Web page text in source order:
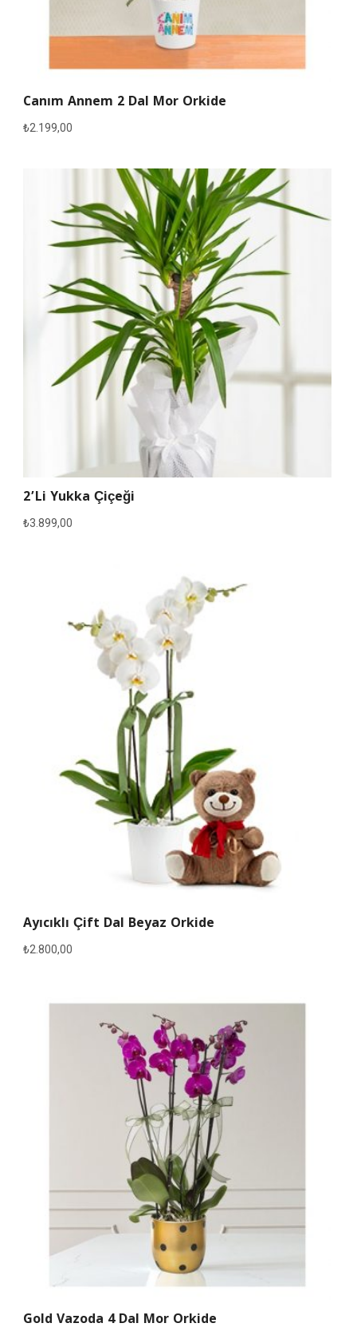
Canım Annem 2 Dal Mor Orkide
₺2.199,00
2’li Yukka Çiçeği
₺3.899,00
Ayıcıklı Çift Dal Beyaz Orkide
₺2.800,00
Gold Vazoda 4 Dal Mor Orkide